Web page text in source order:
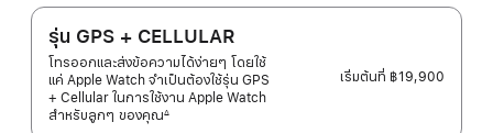
รุ่น GPS + CELLULAR
โทรออกและส่งข้อความได้ง่ายๆ โดยใช้
แค่ Apple Watch จำเป็นต้องใช้รุ่น GPS
+ Cellular ในการใช้งาน Apple Watch
สำหรับลูกๆ ของคุณ
เชิงอรรถ
∆
เริ่มต้นที่ ฿19,900